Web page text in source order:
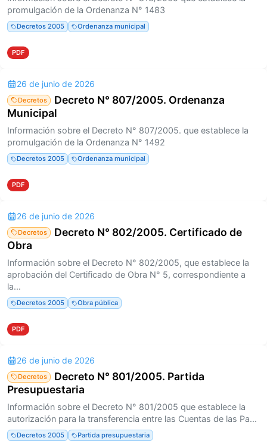
promulgación de la Ordenanza N° 1483
Decretos 2005 Ordenanza municipal
PDF
26 de junio de 2026
Decretos
Decreto N° 807/2005. Ordenanza
Municipal
Información sobre el Decreto N° 807/2005. que establece la
promulgación de la Ordenanza N° 1492
Decretos 2005 Ordenanza municipal
PDF
26 de junio de 2026
Decretos
Decreto N° 802/2005. Certificado de
Obra
Información sobre el Decreto N° 802/2005, que establece la
aprobación del Certificado de Obra N° 5, correspondiente a
la...
Decretos 2005 Obra pública
PDF
26 de junio de 2026
Decretos
Decreto N° 801/2005. Partida
Presupuestaria
Información sobre el Decreto N° 801/2005 que establece la
autorización para la transferencia entre las Cuentas de las Pa...
Decretos 2005 Partida presupuestaria